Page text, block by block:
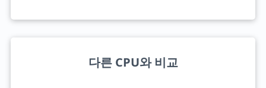
다른 CPU와 비교